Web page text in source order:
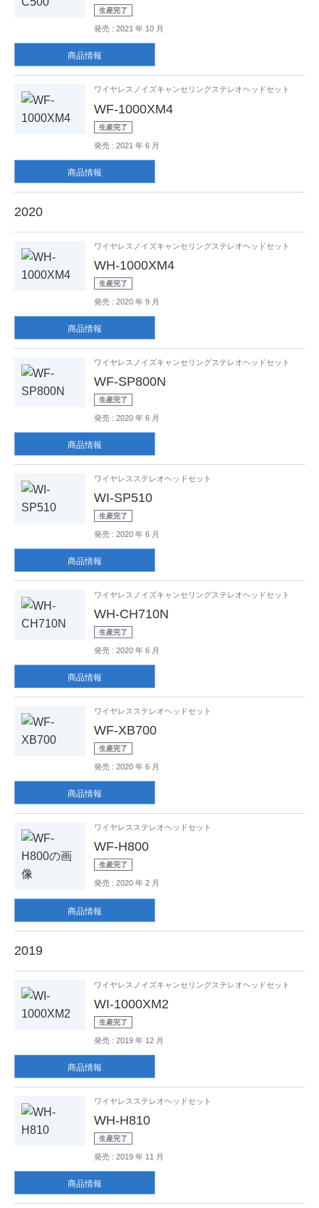
生産完了
発売 : 2021 年 10 月
商品情報
ワイヤレスノイズキャンセリングステレオヘッドセット
WF-1000XM4
生産完了
発売 : 2021 年 6 月
商品情報
2020
ワイヤレスノイズキャンセリングステレオヘッドセット
WH-1000XM4
生産完了
発売 : 2020 年 9 月
商品情報
ワイヤレスノイズキャンセリングステレオヘッドセット
WF-SP800N
生産完了
発売 : 2020 年 6 月
商品情報
ワイヤレスステレオヘッドセット
WI-SP510
生産完了
発売 : 2020 年 6 月
商品情報
ワイヤレスノイズキャンセリングステレオヘッドセット
WH-CH710N
生産完了
発売 : 2020 年 6 月
商品情報
ワイヤレスステレオヘッドセット
WF-XB700
生産完了
発売 : 2020 年 6 月
商品情報
ワイヤレスステレオヘッドセット
WF-H800
生産完了
発売 : 2020 年 2 月
商品情報
2019
ワイヤレスノイズキャンセリングステレオヘッドセット
WI-1000XM2
生産完了
発売 : 2019 年 12 月
商品情報
ワイヤレスステレオヘッドセット
WH-H810
生産完了
発売 : 2019 年 11 月
商品情報